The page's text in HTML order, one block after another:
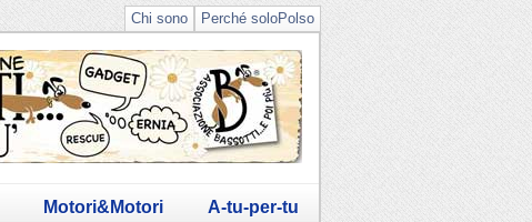
Perché soloPolso
Chi sono
Motori&Motori A-tu-per-tu